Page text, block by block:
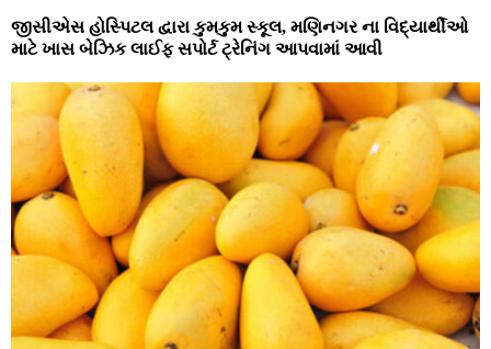
જીસીએસ હોસ્પિટલ દ્વારા કુમકુમ સ્કૂલ, મણિનગર ના વિદ્યાર્થીઓ
માટે ખાસ બેઝિક લાઈફ સપોર્ટ ટ્રેનિંગ આપવામાં આવી